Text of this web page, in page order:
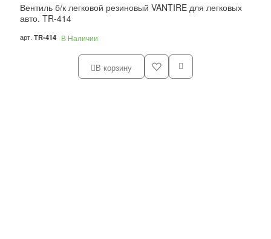
Вентиль б/к легковой резиновый VANTIRE для легковых
авто. TR-414
арт. TR-414 В Наличии
В корзину